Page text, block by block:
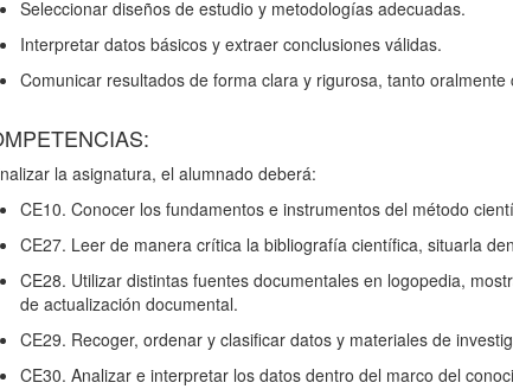
Seleccionar diseños de estudio y metodologías adecuadas.
Interpretar datos básicos y extraer conclusiones válidas.
Comunicar resultados de forma clara y rigurosa, tanto oralmente
la asignatura, el alumnado deberá:
CE10. Conocer los fundamentos e instrumentos del método
CE27. Leer de manera crítica la bibliografía científica, situarla
CE28. Utilizar distintas fuentes documentales en logopedia,
de actualización documental.
CE29. Recoger, ordenar y clasificar datos y materiales de
CE30. Analizar e interpretar los datos dentro del marco del